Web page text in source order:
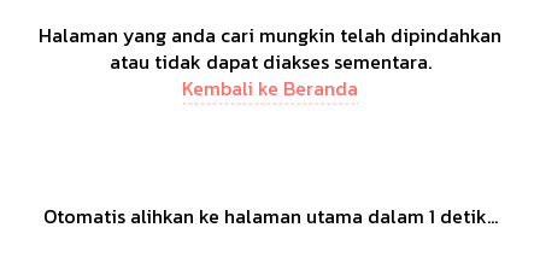
Halaman yang anda cari mungkin telah dipindahkan
atau tidak dapat diakses sementara.
Kembali ke Beranda
Otomatis alihkan ke halaman utama dalam 1 detik...